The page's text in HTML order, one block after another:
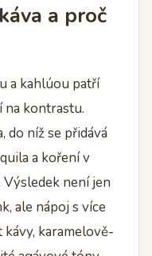
a proč
a kahlúou patří
na kontrastu.
do níž se přidává
a koření v
není jen
ale nápoj s více
karamelově-